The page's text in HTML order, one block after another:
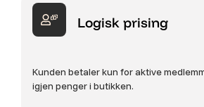
Logisk prising
Kunden betaler kun for aktive
igjen penger i butikken.